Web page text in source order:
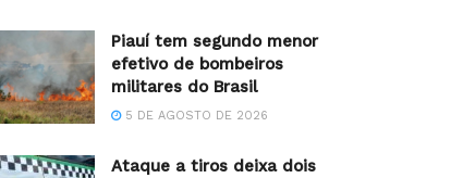
Piauí tem segundo menor
efetivo de bombeiros
militares do Brasil
5 DE AGOSTO DE 2026
Ataque a tiros deixa dois